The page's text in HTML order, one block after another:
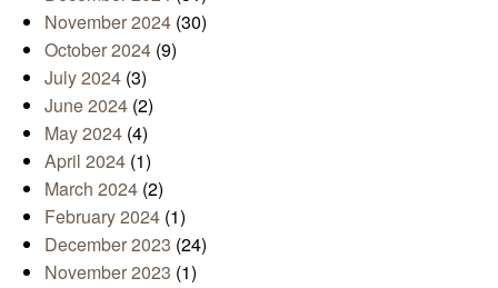
November 2024 (30)
October 2024 (9)
July 2024 (3)
June 2024 (2)
May 2024 (4)
April 2024 (1)
March 2024 (2)
February 2024 (1)
December 2023 (24)
November 2023 (1)